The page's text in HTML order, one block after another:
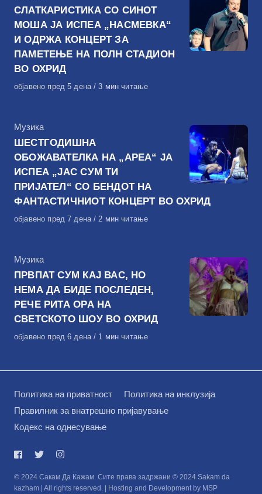
СЛАТКАРИСТИКА СО СИНОТ
МОША ЈА ИСПЕА „НАСМЕВКА“
И ОДРЖА КОНЦЕРТ ЗА
ПАМЕТЕЊЕ НА ПОЛН СТАДИОН
ВО ОХРИД
Објавено
објавено пред 5 дена 3 мин читање
КАтегорија
Музика
ШЕСТГОДИШНА
ОБОЖАВАТЕЛКА НА „АРЕА“ ЈА
ИСПЕА „ЈАС СУМ ТИ
ПРИЈАТЕЛ“ СО БЕНДОТ НА
ФАНТАСТИЧНИОТ КОНЦЕРТ ВО ОХРИД
Објавено
објавено пред 7 дена 2 мин читање
КАтегорија
Музика
ПРВПАТ СУМ КАЈ ВАС, НО
НЕМА ДА БИДЕ ПОСЛЕДЕН,
РЕЧЕ РИТА ОРА НА
СВЕТСКОТО ШОУ ВО ОХРИД
Објавено
објавено пред 6 дена 1 мин читање
Политика на приватност
Политика на инклузија
Правилник за внатрешно пријавување
Кодекс на однесување
© 2024 Сакам Да Кажам. Сите права задржани © 2024 Sakam da
kazham | All rights reserved. | Hosting and Development by MSP